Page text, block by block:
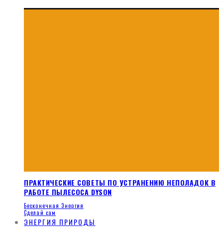
ПРАКТИЧЕСКИЕ СОВЕТЫ ПО УСТРАНЕНИЮ НЕПОЛАДОК В
РАБОТЕ ПЫЛЕСОСА DYSON
Бесконечная Энергия
Сделай сам
ЭНЕРГИЯ ПРИРОДЫ